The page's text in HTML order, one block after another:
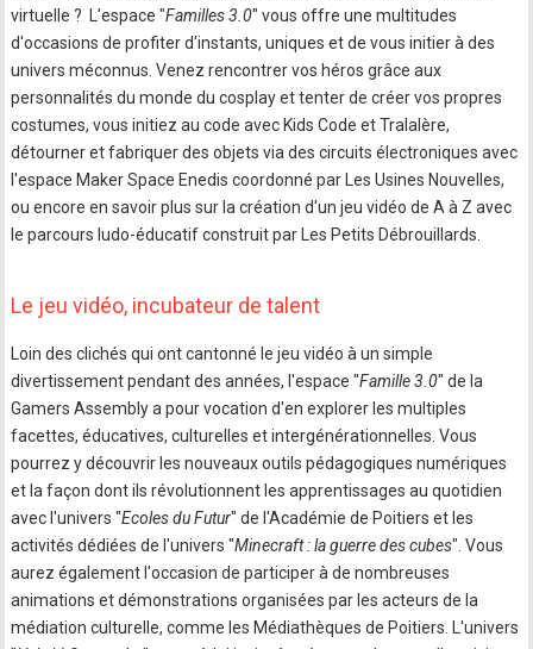
virtuelle ? ​ L'espace "Familles 3.0" vous offre une multitudes
d'occasions de profiter d'instants, uniques et de vous initier à des
univers méconnus. Venez ​rencontrer vos héros grâce aux
personnalités du monde du cosplay et tenter de créer vos propres
costumes, ​vous initiez au code avec ​Kids Code et Tralalère, ​
détourner et fabriquer des objets via des circuits électroniques avec
l'espace Maker Space Enedis coordonné par Les Usines Nouvelles,
ou encore en savoir plus sur la création d'un jeu vidéo ​de A à Z avec
le parcours ludo-éducatif construit par ​Les Petits Débrouillards​.
Le jeu vidéo, incubateur de talent
Loin des clichés qui ont cantonné le jeu vidéo à un simple
divertissement pendant des années, l'espace "​Famille 3.0" de la
Gamers Assembly a pour vocation d'en explorer les multiples
facettes, éducatives, culturelle​s et intergénérationnelles. Vous
pourrez y découvrir ​les nouveaux outils pédagogiques numériques
et la façon dont ils révolutionnent l​es ​apprentissage​s​ au quotidien
avec l'univers "Ecoles du Futur" de l'Académie de Poitiers et les
activités dédiées de l'univers "Minecraft : la guerre des cubes". Vous
aurez également l'occasion de participer à de nombreuses
animations et démonstrations organisées par les acteurs ​de la
médiation culturelle, comme les Médiathèques de Poitiers. L'univers